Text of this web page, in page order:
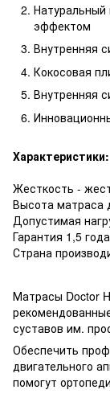
эффектом
Внутренняя
Кокосовая
Внутренняя
Характеристики:
Жесткость -
Высота матраса
Допустимая
Гарантия 1,5
Страна
Матрасы Doctor
суставов им.
Обеспечить
двигательного
помогут